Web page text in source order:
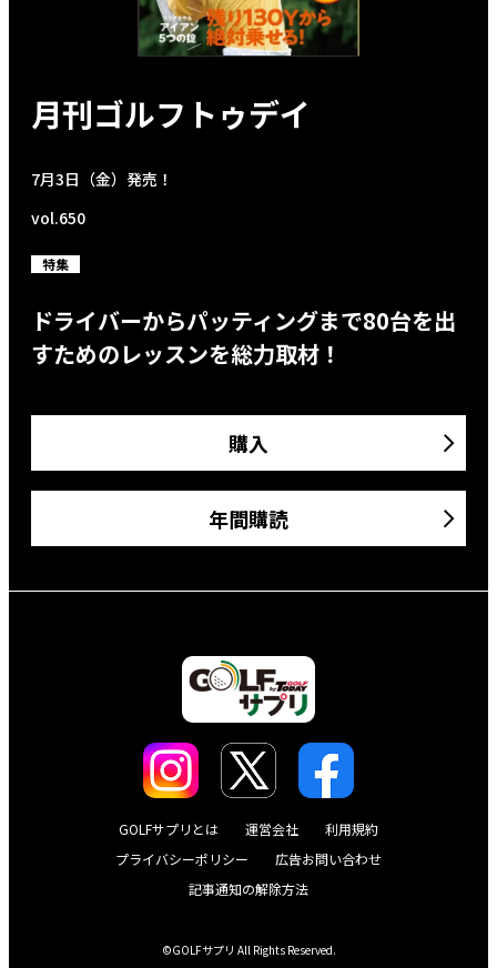
月刊ゴルフトゥデイ
7月3日（金）発売！
vol.650
特集
ドライバーからパッティングまで80台を出
すためのレッスンを総力取材！
購入
年間購読
GOLFサプリとは 運営会社
利用規約
プライバシーポリシー
広告お問い合わせ
記事通知の解除方法
©GOLFサプリ All Rights Reserved.